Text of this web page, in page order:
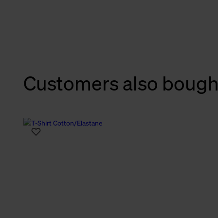
Customers also